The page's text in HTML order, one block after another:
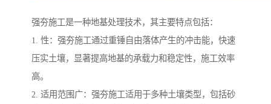
强夯施工是一种地基处理技术，其主要特点包括：
1. 性：强夯施工通过重锤自由落体产生的冲击能，快速
压实土壤，显著提高地基的承载力和稳定性，施工效率
高。
2. 适用范围广：强夯施工适用于多种土壤类型，包括砂